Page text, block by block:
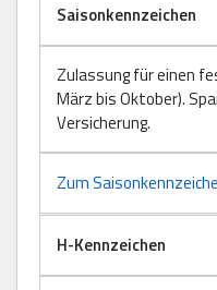
Saisonkennzeichen
Zulassung für einen
März bis Oktober).
Versicherung.
Zum
H-Kennzeichen